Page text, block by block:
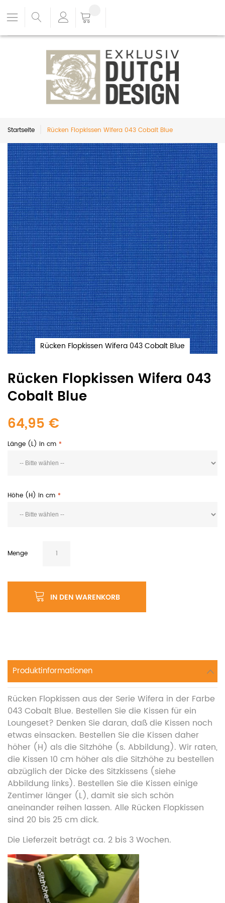
Startseite Rücken Flopkissen Wifera 043 Cobalt Blue
Rücken Flopkissen Wifera 043
Cobalt Blue
64,95 €
Länge (L) in cm
Höhe (H) in cm
Menge
IN DEN WARENKORB
Rücken Flopkissen Wifera 043 Cobalt Blue
Produktinformationen
Rücken Flopkissen aus der Serie Wifera in der Farbe
043 Cobalt Blue. Bestellen Sie die Kissen für ein
Loungeset? Denken Sie daran, daß die Kissen noch
etwas einsacken. Bestellen Sie die Kissen daher
höher (H) als die Sitzhöhe (s. Abbildung). Wir raten,
die Kissen 10 cm höher als die Sitzhöhe zu bestellen
abzüglich der Dicke des Sitzkissens (siehe
Abbildung links). Bestellen Sie die Kissen einige
Zentimer länger (L), damit sie sich schön
aneinander reihen lassen. Alle Rücken Flopkissen
sind 20 bis 25 cm dick.
Die Lieferzeit beträgt ca. 2 bis 3 Wochen.